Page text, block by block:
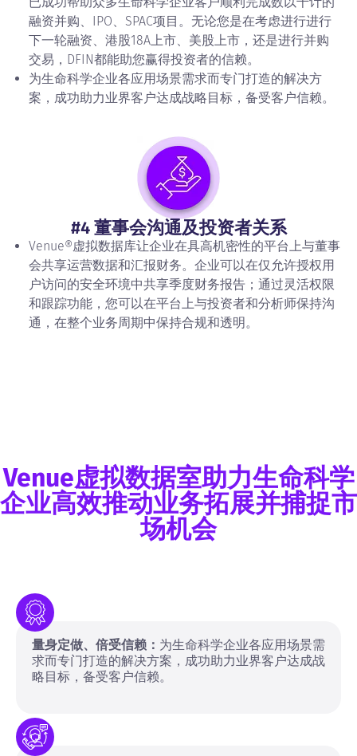
融资并购、IPO、SPAC项目。无论您是在考虑进行进行
下一轮融资、港股18A上市、美股上市，还是进行并购
交易，DFIN都能助您赢得投资者的信赖。
为生命科学企业各应用场景需求而专门打造的解决方
案，成功助力业界客户达成战略目标，备受客户信赖。
#4 董事会沟通及投资者关系
Venue®虚拟数据库让企业在具高机密性的平台上与董事
会共享运营数据和汇报财务。企业可以在仅允许授权用
户访问的安全环境中共享季度财务报告；通过灵活权限
和跟踪功能，您可以在平台上与投资者和分析师保持沟
通，在整个业务周期中保持合规和透明。
Venue虚拟数据室助力生命科学
企业高效推动业务拓展并捕捉市
场机会
量身定做、倍受信赖： 为生命科学企业各应用场景需
求而专门打造的解决方案，成功助力业界客户达成战
略目标，备受客户信赖。